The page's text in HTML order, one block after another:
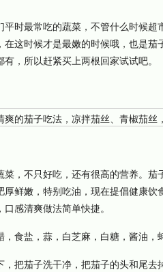
时最常吃的蔬菜，不管什么时候超
这时候才是最嫩的时候哦，也是茄
，所以赶紧买上两根回家试试吧。
，不只好吃，还有很高的营养。茄
鲜嫩，特别吃油，现在提倡健康饮
感清爽做法简单快捷。
食盐，蒜，白芝麻，白糖，酱油，
把茄子洗干净，把茄子的头和尾去